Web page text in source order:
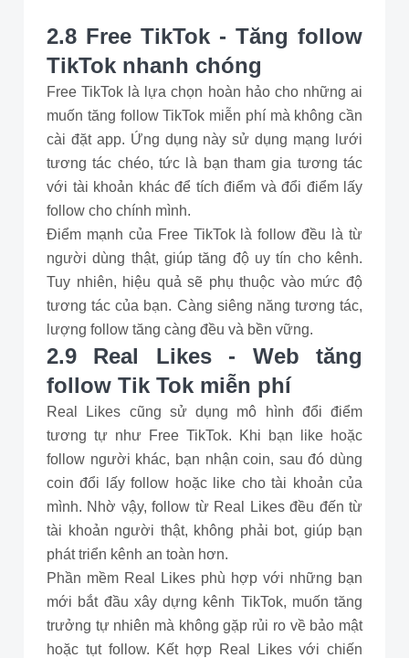
2.8 Free TikTok - Tăng follow
TikTok nhanh chóng
Free TikTok là lựa chọn hoàn hảo cho những ai
muốn tăng follow TikTok miễn phí mà không cần
cài đặt app. Ứng dụng này sử dụng mạng lưới
tương tác chéo, tức là bạn tham gia tương tác
với tài khoản khác để tích điểm và đổi điểm lấy
follow cho chính mình.
Điểm mạnh của Free TikTok là follow đều là từ
người dùng thật, giúp tăng độ uy tín cho kênh.
Tuy nhiên, hiệu quả sẽ phụ thuộc vào mức độ
tương tác của bạn. Càng siêng năng tương tác,
lượng follow tăng càng đều và bền vững.
2.9 Real Likes - Web tăng
follow Tik Tok miễn phí
Real Likes cũng sử dụng mô hình đổi điểm
tương tự như Free TikTok. Khi bạn like hoặc
follow người khác, bạn nhận coin, sau đó dùng
coin đổi lấy follow hoặc like cho tài khoản của
mình. Nhờ vậy, follow từ Real Likes đều đến từ
tài khoản người thật, không phải bot, giúp bạn
phát triển kênh an toàn hơn.
Phần mềm Real Likes phù hợp với những bạn
mới bắt đầu xây dựng kênh TikTok, muốn tăng
trưởng tự nhiên mà không gặp rủi ro về bảo mật
hoặc tụt follow. Kết hợp Real Likes với chiến